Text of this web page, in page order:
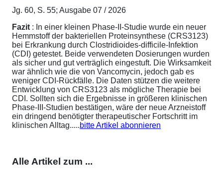
Jg. 60, S. 55; Ausgabe 07 / 2026
Fazit : In einer kleinen Phase-II-Studie wurde ein neuer
Hemmstoff der bakteriellen Proteinsynthese (CRS3123)
bei Erkrankung durch Clostridioides-difficile-Infektion
(CDI) getestet. Beide verwendeten Dosierungen wurden
als sicher und gut verträglich eingestuft. Die Wirksamkeit
war ähnlich wie die von Vancomycin, jedoch gab es
weniger CDI-Rückfälle. Die Daten stützen die weitere
Entwicklung von CRS3123 als mögliche Therapie bei
CDI. Sollten sich die Ergebnisse in größeren klinischen
Phase-III-Studien bestätigen, wäre der neue Arzneistoff
ein dringend benötigter therapeutischer Fortschritt im
klinischen Alltag.....bitte Artikel abonnieren
Alle Artikel zum ...